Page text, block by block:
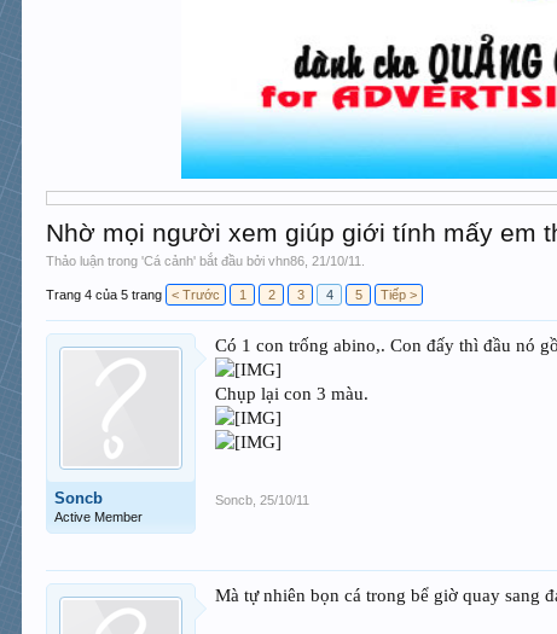
Nhờ mọi người xem giúp giới tính mấy em
Thảo luận trong 'Cá cảnh' bắt đầu bởivhn86 ,21/10/11
Trang 4 của 5 trang < Trước 1 2 3 4 5 Tiếp >
Soncb
Active Member
Có 1 con trống abino,. Con đấy thì đầu nó
Chụp lại con 3 màu.
Soncb 25/10/11
Mà tự nhiên bọn cá trong bể giờ quay sang